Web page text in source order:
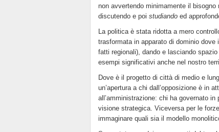
non avvertendo minimamente il
discutendo e poi studiando ed
La politica è stata ridotta a mero
trasformata in apparato di dominio dove
fatti regionali), dando e lasciando
esempi significativi anche nel nostro
Dove è il progetto di città di medio e
un’apertura a chi dall’opposizione è in
all’amministrazione: chi ha governato
visione strategica. Viceversa per le
immaginare quali sia il modello